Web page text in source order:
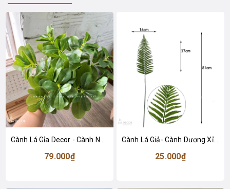
79.000₫
Cành Lá Giả- Cành Dương Xỉ Giả Trang Trí Tiểu Cảnh Không Gian (80cm)- HC1464
25.000₫